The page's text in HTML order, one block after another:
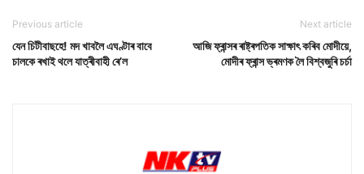
Previous article
যেন চিটীবাছহে! মদ খাবলৈ এঘণ্টাৰ বাবে
চালকে ৰখাই থলে যাত্ৰীবাহী ৰে’ল
Next article
আজি ফ্ৰান্সৰ ৰাষ্ট্ৰপতিক সাক্ষাৎ কৰিব মোদীয়ে,
মোদীৰ ফ্ৰান্স ভ্ৰমণক লৈ বিশ্বজুৰি চৰ্চা